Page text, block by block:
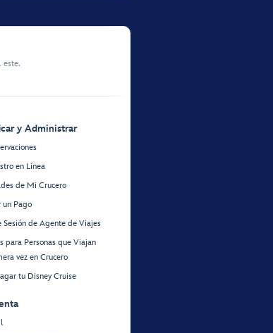
este.
y Administrar
en Línea
de Mi Crucero
un Pago
Sesión de Agente de Viajes
para Personas que Viajan
vez en Crucero
tu Disney Cruise